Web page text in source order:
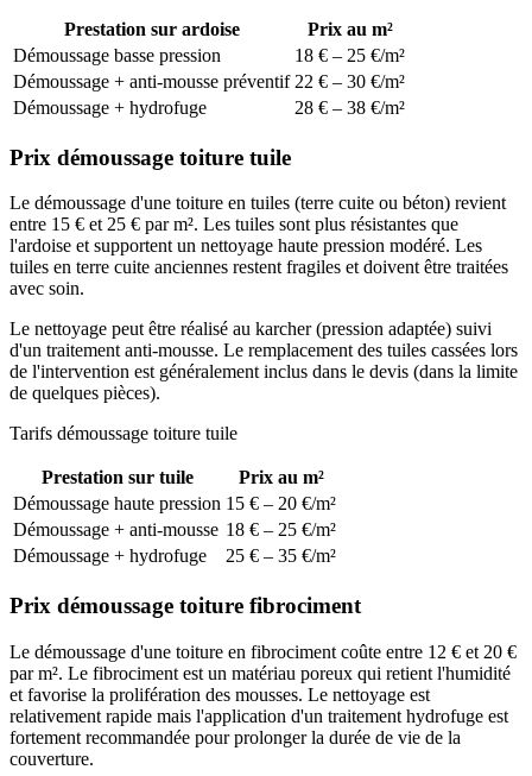
Prestation sur ardoise
Prix au m²
Démoussage basse pression
18 € – 25 €/m²
Démoussage + anti-mousse préventif 22 € – 30 €/m²
Démoussage + hydrofuge
28 € – 38 €/m²
Prix démoussage toiture tuile
Le démoussage d'une toiture en tuiles (terre cuite ou béton) revient
entre 15 € et 25 € par m². Les tuiles sont plus résistantes que
l'ardoise et supportent un nettoyage haute pression modéré. Les
tuiles en terre cuite anciennes restent fragiles et doivent être traitées
avec soin.
Le nettoyage peut être réalisé au karcher (pression adaptée) suivi
d'un traitement anti-mousse. Le remplacement des tuiles cassées lors
de l'intervention est généralement inclus dans le devis (dans la limite
de quelques pièces).
Tarifs démoussage toiture tuile
Prestation sur tuile
Prix au m²
Démoussage haute pression 15 € – 20 €/m²
Démoussage + anti-mousse 18 € – 25 €/m²
Démoussage + hydrofuge
25 € – 35 €/m²
Prix démoussage toiture fibrociment
Le démoussage d'une toiture en fibrociment coûte entre 12 € et 20 €
par m². Le fibrociment est un matériau poreux qui retient l'humidité
et favorise la prolifération des mousses. Le nettoyage est
relativement rapide mais l'application d'un traitement hydrofuge est
fortement recommandée pour prolonger la durée de vie de la
couverture.